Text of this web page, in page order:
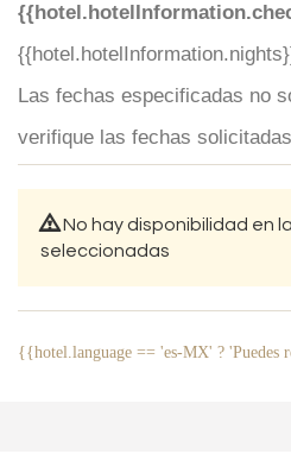
Las fechas especificadas no
verifique las fechas
No hay disponibilidad en
seleccionadas
{{hotel.language == 'es-MX' ? 'Puedes